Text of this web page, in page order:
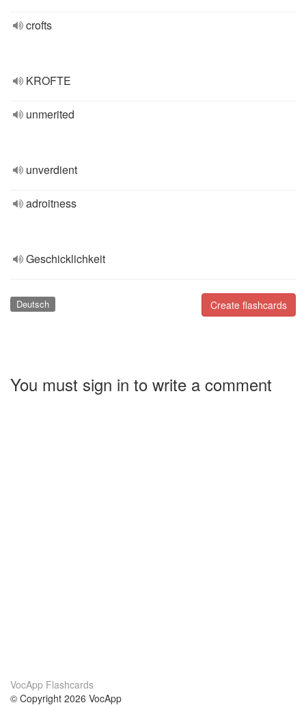
crofts
KROFTE
unmerited
unverdient
adroitness
Geschicklichkeit
Create flashcards
Deutsch
You must sign in to write a comment
VocApp Flashcards
© Copyright 2026 VocApp